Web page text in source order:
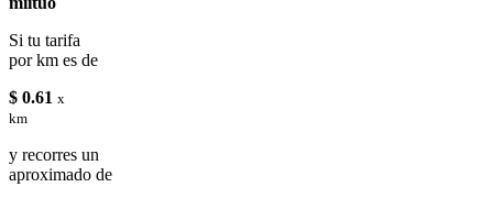
Si tu tarifa
por km es de
$ 0.61 x
km
y recorres un
aproximado de